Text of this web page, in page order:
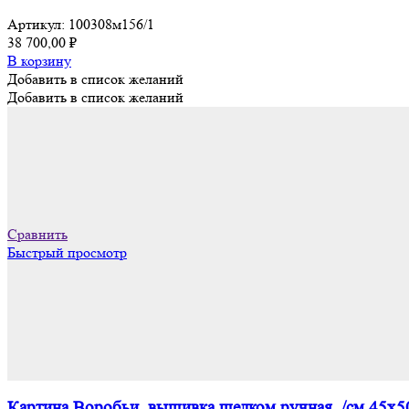
Артикул: 100308м156/1
38 700,00 ₽
В корзину
Добавить в список желаний
Добавить в список желаний
Сравнить
Быстрый просмотр